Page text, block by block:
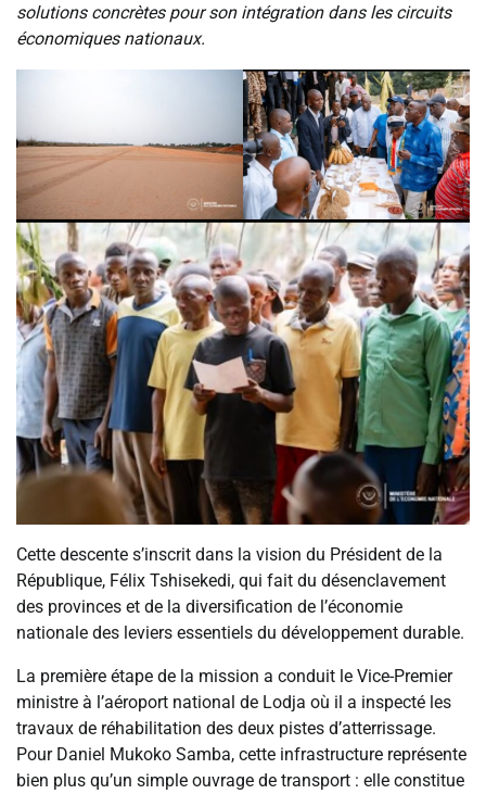
solutions concrètes pour son intégration dans les circuits
économiques nationaux.
Cette descente s’inscrit dans la vision du Président de la
République, Félix Tshisekedi, qui fait du désenclavement
des provinces et de la diversification de l’économie
nationale des leviers essentiels du développement durable.
La première étape de la mission a conduit le Vice-Premier
ministre à l’aéroport national de Lodja où il a inspecté les
travaux de réhabilitation des deux pistes d’atterrissage.
Pour Daniel Mukoko Samba, cette infrastructure représente
bien plus qu’un simple ouvrage de transport : elle constitue